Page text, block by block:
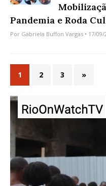
Pandemia e Roda
Por Gabriela Buffon Vargas • 17/09/
1 2 3 »